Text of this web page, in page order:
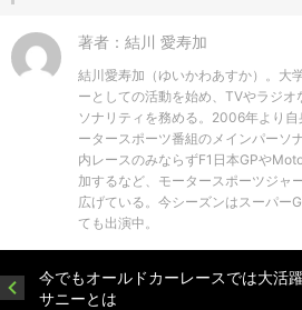
著者：結川 愛寿加
結川愛寿加（ゆいかわあすか）。大
ーとしての活動を始め、TVやラジ
ソナリティを務める。2006年より
ータースポーツ番組のメインパーソ
内レースのみならずF1日本GPや
加するなど、モータースポーツジャ
広げている。今シーズンはスーパー
ても出演中。
今でもオールドカーレースでは大活
サニーとは